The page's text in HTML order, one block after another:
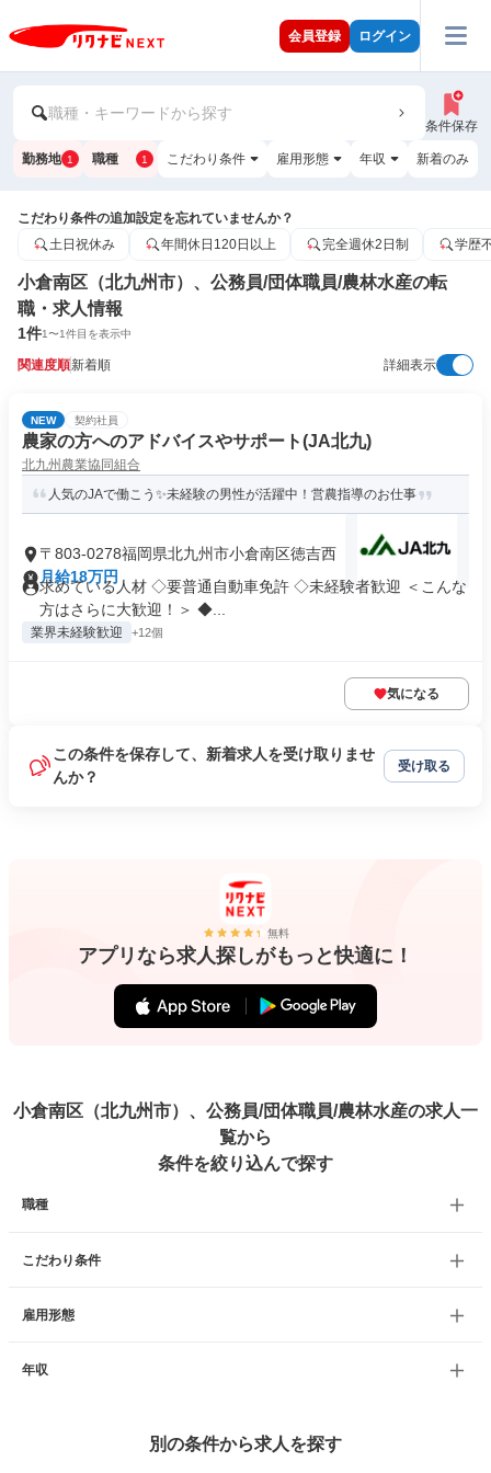
会員登録 ログイン
職種・キーワードから探す
条件保存
勤務地 1 職種 1 こだわり条件 雇用形態 年収 新着のみ
こだわり条件の追加設定を忘れていませんか？
土日祝休み
年間休日120日以上 完全週休2日制 学歴
小倉南区（北九州市）、公務員/団体職員/農林水産の転
職・求人情報
1件1〜1件目を表示中
関連度順新着順 詳細表示
NEW 契約社員
農家の方へのアドバイスやサポート(JA北九)
北九州農業協同組合
人気のJAで働こう✨未経験の男性が活躍中！営農指導のお仕事
〒803-0278福岡県北九州市小倉南区徳吉西
月給18万円
求めている人材 ◇要普通自動車免許 ◇未経験者歓迎 ＜こんな
方はさらに大歓迎！＞ ◆...
業界未経験歓迎 +12個
気になる
この条件を保存して、新着求人を受け取りませ
んか？
受け取る
無料
アプリなら求人探しがもっと快適に！
小倉南区（北九州市）、公務員/団体職員/農林水産の求人一
覧から
条件を絞り込んで探す
職種
こだわり条件
雇用形態
年収
別の条件から求人を探す